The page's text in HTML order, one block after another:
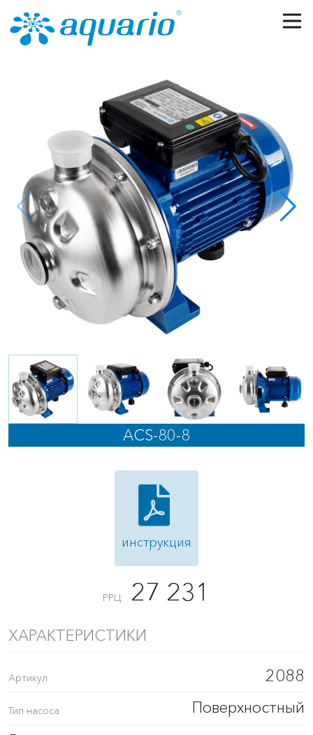
Перейти к основному содержанию
ACS-80-8
инструкция
РРЦ: 27 231
ХАРАКТЕРИСТИКИ
Артикул 2088
Тип насоса Поверхностный